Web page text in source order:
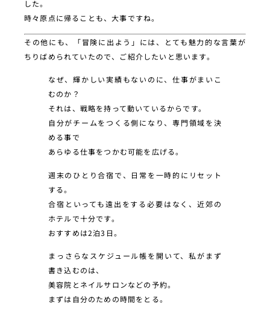
した。
時々原点に帰ることも、大事ですね。
その他にも、「冒険に出よう」には、とても魅力的な言葉が
ちりばめられていたので、ご紹介したいと思います。
なぜ、輝かしい実績もないのに、仕事がまいこ
むのか？
それは、戦略を持って動いているからです。
自分がチームをつくる側になり、専門領域を決
める事で
あらゆる仕事をつかむ可能を広げる。
週末のひとり合宿で、日常を一時的にリセット
する。
合宿といっても遠出をする必要はなく、近郊の
ホテルで十分です。
おすすめは2泊3日。
まっさらなスケジュール帳を開いて、私がまず
書き込むのは、
美容院とネイルサロンなどの予約。
まずは自分のための時間をとる。